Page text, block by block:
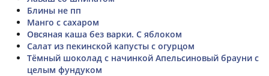
Блины не пп
Манго с сахаром
Овсяная каша без варки. С яблоком
Салат из пекинской капусты с огурцом
Тёмный шоколад с начинкой Апельсиновый брауни с
целым фундуком